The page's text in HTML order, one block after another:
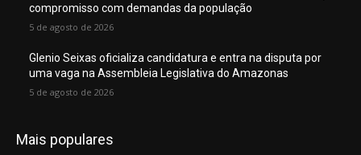
compromisso com demandas da população
5 de agosto de 2026
Glenio Seixas oficializa candidatura e entra na disputa por
uma vaga na Assembleia Legislativa do Amazonas
5 de agosto de 2026
Mais populares